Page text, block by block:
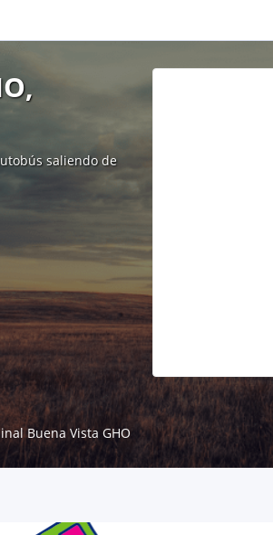
saliendo de
Buena Vista GHO